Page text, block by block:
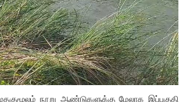
நூறு ஆண்டுகளுக்கு மேலாக இப்பகுதி